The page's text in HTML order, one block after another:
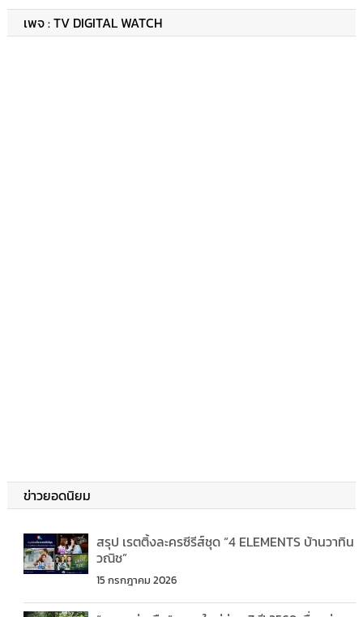
เพจ : TV DIGITAL WATCH
ข่าวยอดนิยม
สรุป เรตติ้งละครซีรีส์ชุด “4 ELEMENTS บ้านวาทิน
วณิช”
15 กรกฎาคม 2026